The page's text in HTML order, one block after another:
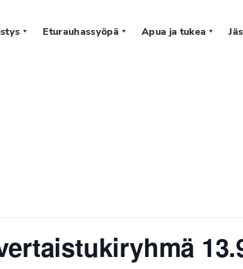
Eturauhassyöpä Apua ja tukea